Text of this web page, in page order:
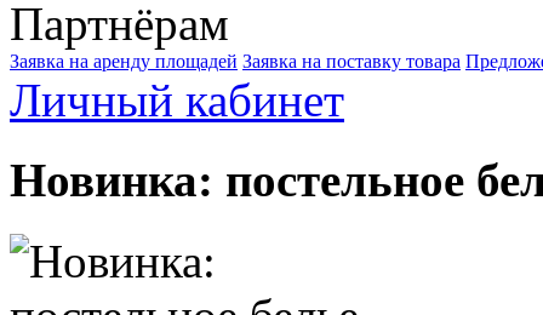
Партнёрам
Заявка на аренду площадей Заявка на поставку товара
Личный кабинет
Новинка: постельное